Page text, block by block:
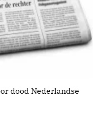
dood Nederlandse